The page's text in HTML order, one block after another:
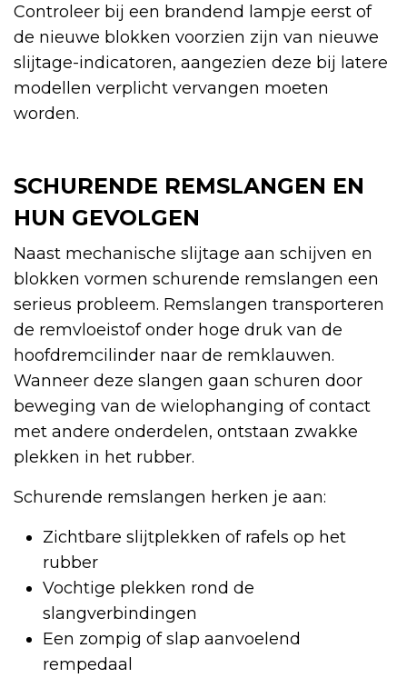
Controleer bij een brandend lampje eerst of
de nieuwe blokken voorzien zijn van nieuwe
slijtage-indicatoren, aangezien deze bij latere
modellen verplicht vervangen moeten
worden.
SCHURENDE REMSLANGEN EN
HUN GEVOLGEN
Naast mechanische slijtage aan schijven en
blokken vormen schurende remslangen een
serieus probleem. Remslangen transporteren
de remvloeistof onder hoge druk van de
hoofdremcilinder naar de remklauwen.
Wanneer deze slangen gaan schuren door
beweging van de wielophanging of contact
met andere onderdelen, ontstaan zwakke
plekken in het rubber.
Schurende remslangen herken je aan:
Zichtbare slijtplekken of rafels op het
rubber
Vochtige plekken rond de
slangverbindingen
Een zompig of slap aanvoelend
rempedaal